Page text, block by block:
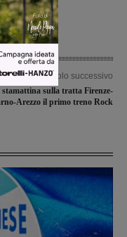
Articolo successivo
stamattina sulla tratta Firenze-
Arezzo il primo treno Rock